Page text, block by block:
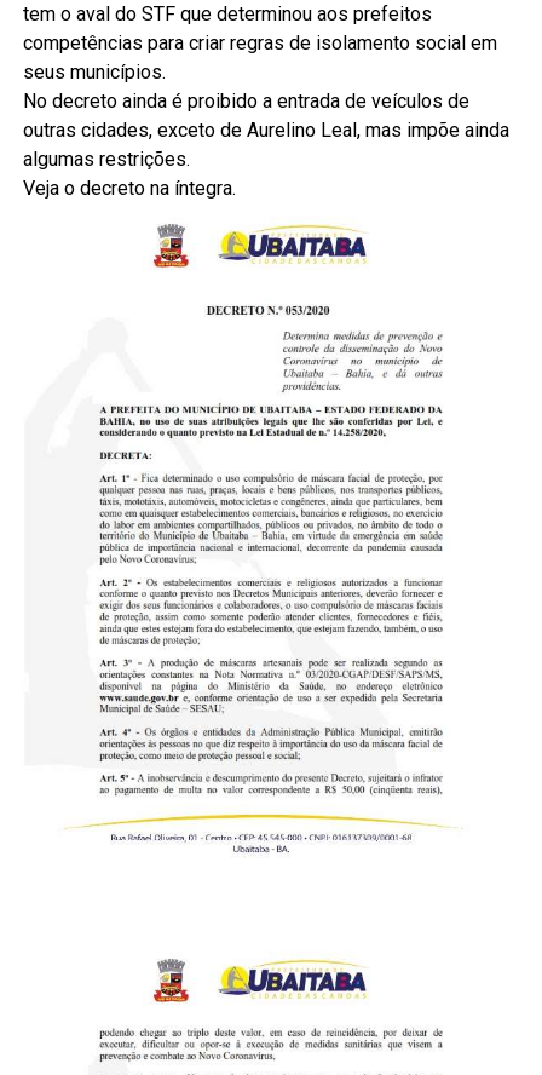
tem o aval do STF que determinou aos prefeitos
competências para criar regras de isolamento social em
seus municípios.
No decreto ainda é proibido a entrada de veículos de
outras cidades, exceto de Aurelino Leal, mas impõe ainda
algumas restrições.
Veja o decreto na íntegra.